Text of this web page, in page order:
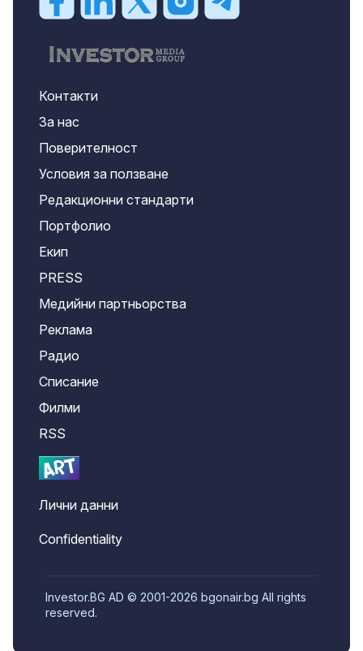
Контакти
За нас
Поверителност
Условия за ползване
Редакционни стандарти
Портфолио
Екип
PRESS
Медийни партньорства
Реклама
Радио
Списание
Филми
RSS
Лични данни
Confidentiality
Investor.BG AD © 2001-2026 bgonair.bg All rights
reserved.